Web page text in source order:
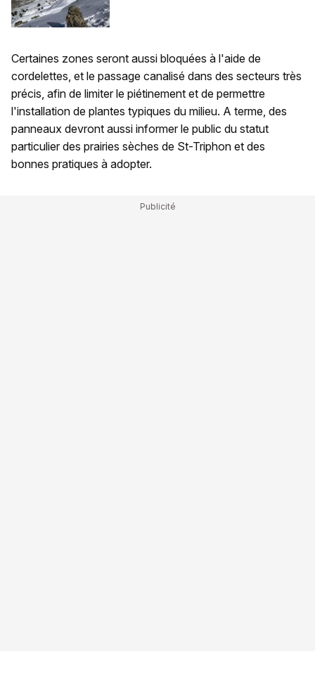
Certaines zones seront aussi bloquées à l'aide de
cordelettes, et le passage canalisé dans des secteurs très
précis, afin de limiter le piétinement et de permettre
l'installation de plantes typiques du milieu. A terme, des
panneaux devront aussi informer le public du statut
particulier des prairies sèches de St-Triphon et des
bonnes pratiques à adopter.